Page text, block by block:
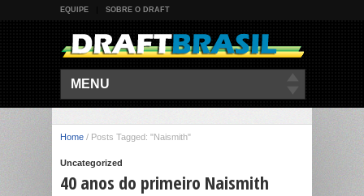
EQUIPE SOBRE O DRAFT
MENU
Home / Posts Tagged: "Naismith"
Uncategorized
40 anos do primeiro Naismith